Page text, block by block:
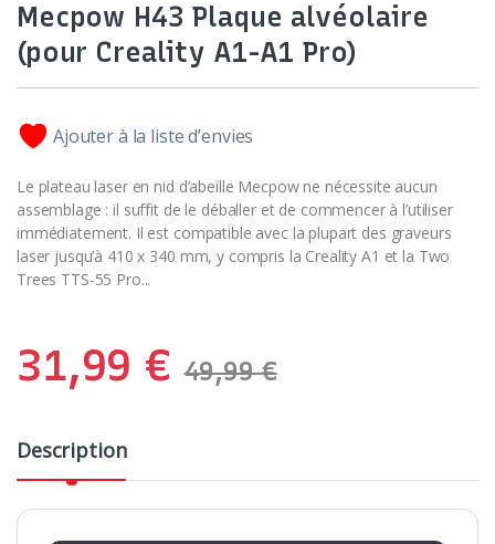
Mecpow H43 Plaque alvéolaire
(pour Creality A1-A1 Pro)
Ajouter à la liste d’envies
Le plateau laser en nid d’abeille Mecpow ne nécessite aucun
assemblage : il suffit de le déballer et de commencer à l’utiliser
immédiatement. Il est compatible avec la plupart des graveurs
laser jusqu’à 410 x 340 mm, y compris la Creality A1 et la Two
Trees TTS-55 Pro...
31,99 € 49,99€
Description